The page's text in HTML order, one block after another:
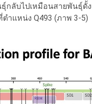
กลับไปเหมือนสายพันธุ์ดั้
ำแหน่ง Q493 (ภาพ 3-5)